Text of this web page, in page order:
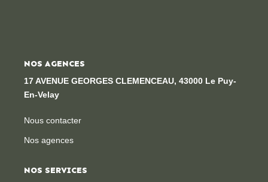
NOS AGENCES
17 AVENUE GEORGES CLEMENCEAU, 43000 Le Puy-
En-Velay
Nous contacter
Nos agences
NOS SERVICES